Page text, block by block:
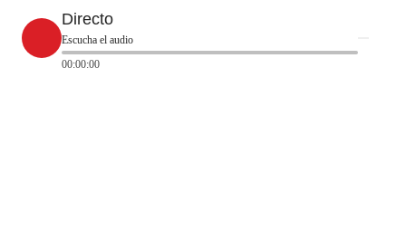
Directo
Escucha el audio
00:00:00